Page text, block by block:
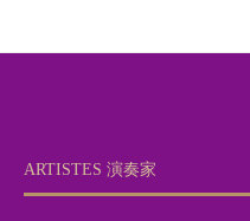
ARTISTES 演奏家